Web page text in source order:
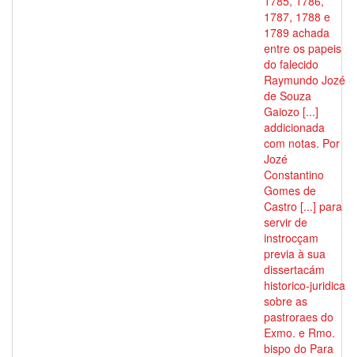
1787, 1788 e
1789 achada
entre os papeis
do falecido
Raymundo Jozé
de Souza
Gaiozo [...]
addicionada
com notas. Por
Jozé
Constantino
Gomes de
Castro [...] para
servir de
instrocçam
previa à sua
dissertacám
historico-juridica
sobre as
pastroraes do
Exmo. e Rmo.
bispo do Para